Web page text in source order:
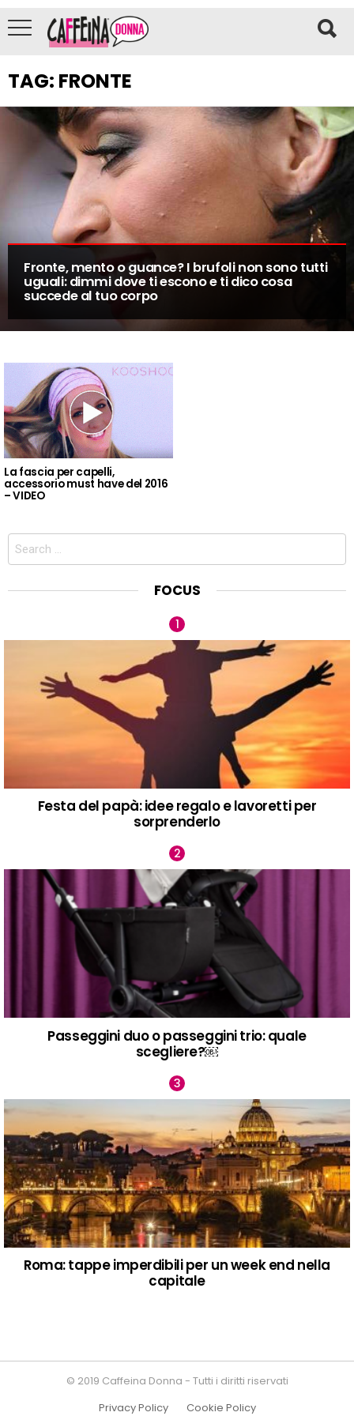
TAG: FRONTE
Fronte, mento o guance? I brufoli non sono tutti
uguali: dimmi dove ti escono e ti dico cosa
succede al tuo corpo
La fascia per capelli,
accessorio must have del 2016
– VIDEO
Search
FOCUS
Festa del papà: idee regalo e lavoretti per
sorprenderlo
Passeggini duo o passeggini trio: quale
scegliere?￼
Roma: tappe imperdibili per un week end nella
capitale
© 2019 Caffeina Donna - Tutti i diritti riservati
Privacy Policy
Cookie Policy